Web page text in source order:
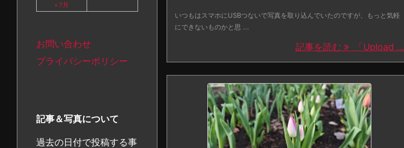
いつもはスマホにUSBつないで写真を取り込んでいたのですが、もっと気軽
にできないものかと思 ...
記事を読む 「Upload ...
« 7月
お問い合わせ
プライバシーポリシー
記事＆写真について
過去の日付で投稿する事